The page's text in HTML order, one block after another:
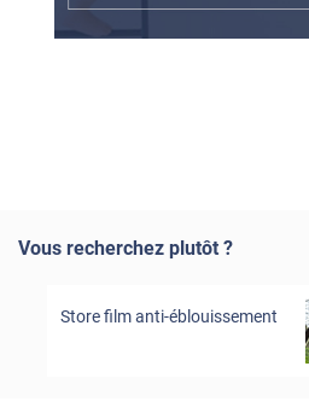
Vous recherchez plutôt ?
Store film anti-éblouissement